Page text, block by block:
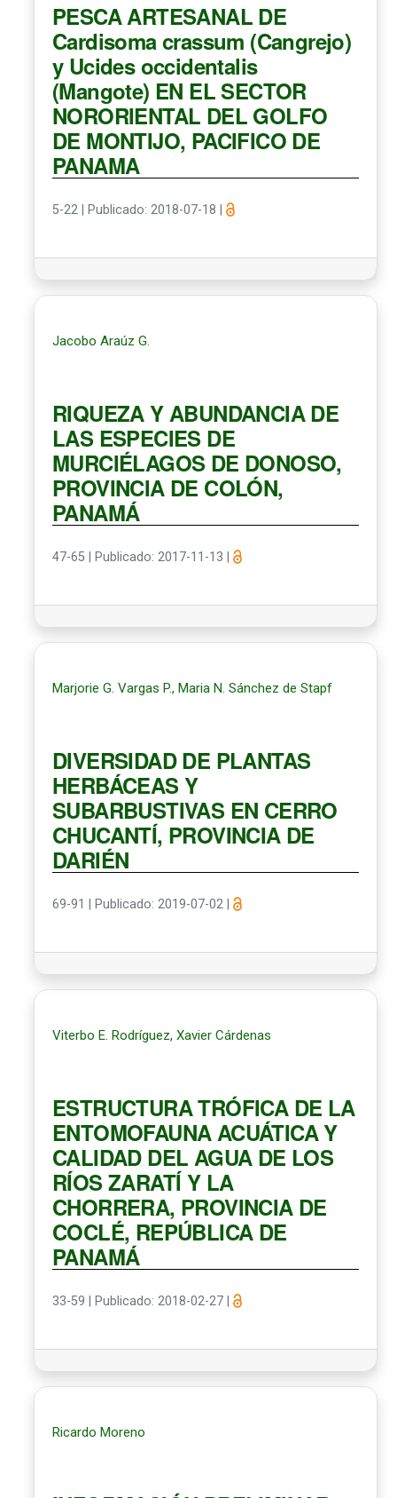
PESCA ARTESANAL DE
Cardisoma crassum (Cangrejo)
y Ucides occidentalis
(Mangote) EN EL SECTOR
NORORIENTAL DEL GOLFO
DE MONTIJO, PACIFICO DE
PANAMA
5-22 Publicado: 2018-07-18
Jacobo Araúz G.
RIQUEZA Y ABUNDANCIA DE
LAS ESPECIES DE
MURCIÉLAGOS DE DONOSO,
PROVINCIA DE COLÓN,
PANAMÁ
47-65 Publicado: 2017-11-13
Marjorie G. Vargas P., Maria N. Sánchez de Stapf
DIVERSIDAD DE PLANTAS
HERBÁCEAS Y
SUBARBUSTIVAS EN CERRO
CHUCANTÍ, PROVINCIA DE
DARIÉN
69-91 Publicado: 2019-07-02
Viterbo E. Rodríguez, Xavier Cárdenas
ESTRUCTURA TRÓFICA DE LA
ENTOMOFAUNA ACUÁTICA Y
CALIDAD DEL AGUA DE LOS
RÍOS ZARATÍ Y LA
CHORRERA, PROVINCIA DE
COCLÉ, REPÚBLICA DE
PANAMÁ
33-59 Publicado: 2018-02-27
Ricardo Moreno